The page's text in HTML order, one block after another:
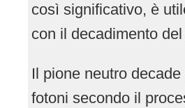
così significativo, è
con il decadimento
Il pione neutro
fotoni secondo il